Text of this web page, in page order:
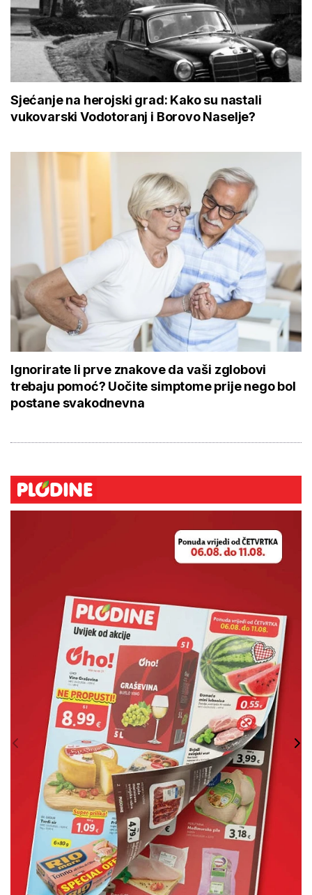
Sjećanje na herojski grad: Kako su nastali
vukovarski Vodotoranj i Borovo Naselje?
Ignorirate li prve znakove da vaši zglobovi
trebaju pomoć? Uočite simptome prije nego bol
postane svakodnevna